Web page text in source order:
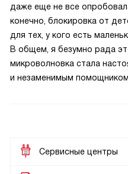
даже еще не все
конечно, блокировка от
для тех, у кого есть
В общем, я безумно рада
микроволновка стала
и незаменимым
Сервисные центры